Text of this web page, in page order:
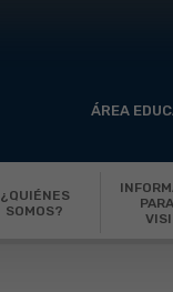
ÁREA
¿QUIÉNES
SOMOS?